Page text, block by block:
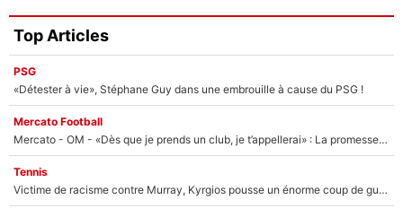
Top Articles
PSG
«Détester à vie», Stéphane Guy dans une embrouille à cause du PSG !
Mercato Football
Mercato - OM - «Dès que je prends un club, je t’appellerai» : La promesse de Marcelino au moment de claquer la porte
Tennis
Victime de racisme contre Murray, Kyrgios pousse un énorme coup de gueule !